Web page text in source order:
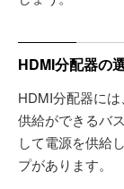
HDMI分配器の
HDMI分配器に
供給ができるバ
して電源を供給
プがあります。